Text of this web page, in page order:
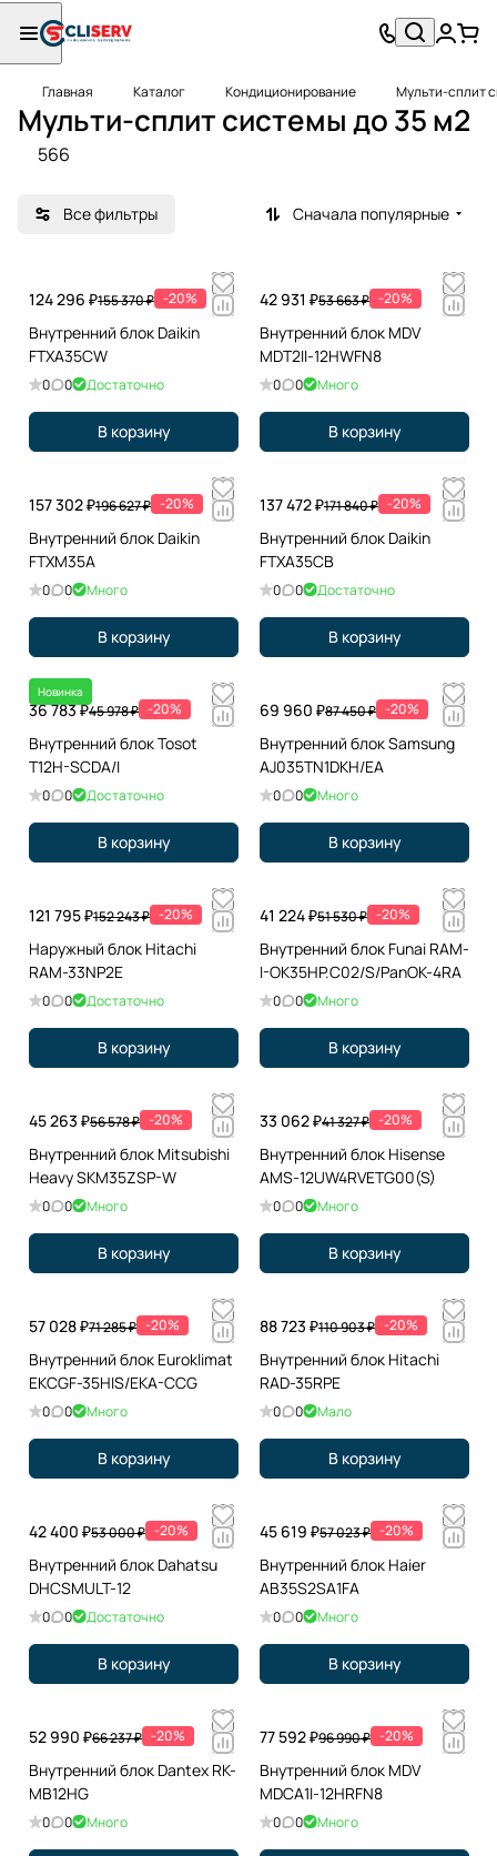
Главная Каталог Кондиционирование Мульти-сплит
Мульти-сплит системы до 35 м2
566
Все фильтры Сначала популярные
124 296 ₽155 370 ₽ -20%
Внутренний блок Daikin
FTXA35CW
0 0 Достаточно
В корзину
42 931 ₽53 663 ₽ -20%
Внутренний блок MDV
MDT2II-12HWFN8
0 0 Много
В корзину
157 302 ₽196 627 ₽ -20%
Внутренний блок Daikin
FTXM35A
0 0 Много
В корзину
137 472 ₽171 840 ₽ -20%
Внутренний блок Daikin
FTXA35CB
0 0 Достаточно
В корзину
Новинка
36 783 ₽45 978 ₽ -20%
Внутренний блок Tosot
T12H-SCDA/I
0 0 Достаточно
В корзину
69 960 ₽87 450 ₽ -20%
Внутренний блок Samsung
AJ035TN1DKH/EA
0 0 Много
В корзину
121 795 ₽152 243 ₽ -20%
Наружный блок Hitachi
RAM-33NP2E
0 0 Достаточно
В корзину
41 224 ₽51 530 ₽ -20%
Внутренний блок Funai RAM-
I-OK35HP.C02/S/PanOK-4RA
0 0 Много
В корзину
45 263 ₽56 578 ₽ -20%
Внутренний блок Mitsubishi
Heavy SKM35ZSP-W
0 0 Много
В корзину
33 062 ₽41 327 ₽ -20%
Внутренний блок Hisense
AMS-12UW4RVETG00(S)
0 0 Много
В корзину
57 028 ₽71 285 ₽ -20%
Внутренний блок Euroklimat
EKCGF-35HIS/EKA-CCG
0 0 Много
В корзину
88 723 ₽110 903 ₽ -20%
Внутренний блок Hitachi
RAD-35RPE
0 0 Мало
В корзину
42 400 ₽53 000 ₽ -20%
Внутренний блок Dahatsu
DHCSMULT-12
0 0 Достаточно
В корзину
45 619 ₽57 023 ₽ -20%
Внутренний блок Haier
AB35S2SA1FA
0 0 Много
В корзину
52 990 ₽66 237 ₽ -20%
Внутренний блок Dantex RK-
MB12HG
0 0 Много
77 592 ₽96 990 ₽ -20%
Внутренний блок MDV
MDCA1I-12HRFN8
0 0 Много